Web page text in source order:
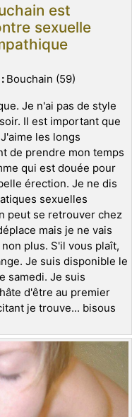
est
sexuelle
Bouchain (59)
Je n'ai pas de style
Il est important que
les longs
de prendre mon temps
qui est douée pour
érection. Je ne dis
sexuelles
peut se retrouver chez
mais je ne vais
plus. S'il vous plaît,
Je suis disponible le
samedi. Je suis
d'être au premier
je trouve... bisous